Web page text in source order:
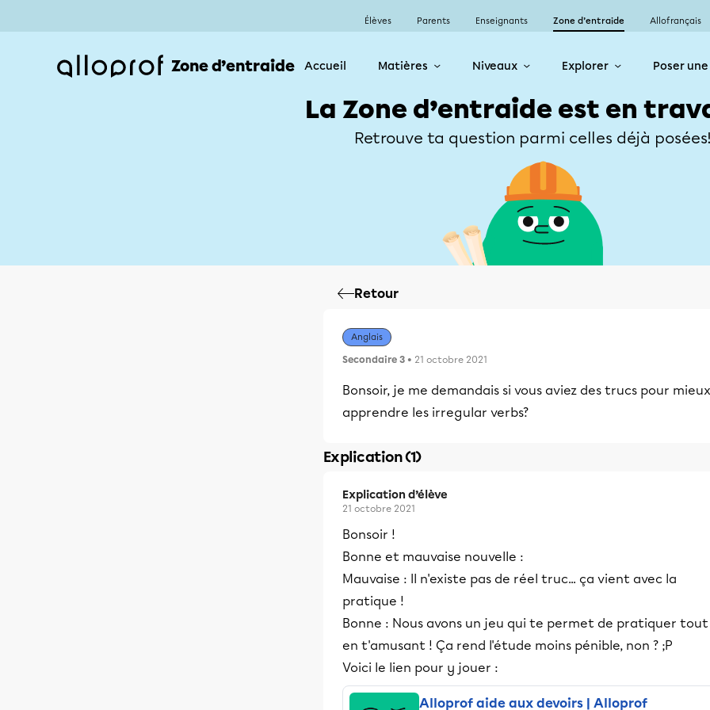
Élèves Parents Enseignants Zone d’entraide Allofrançais
Zone d’entraide Accueil Matières Niveaux Explorer Poser
La Zone d’entraide est en
Retrouve ta question parmi celles déjà
Retour
Anglais
Secondaire 3 • 21 octobre 2021
Bonsoir, je me demandais si vous aviez des trucs pour mieux
apprendre les irregular verbs?
Explication (1)
Explication d’élève
21 octobre 2021
Bonsoir !
Bonne et mauvaise nouvelle :
Mauvaise : Il n'existe pas de réel truc... ça vient avec la
pratique !
Bonne : Nous avons un jeu qui te permet de pratiquer tout
en t'amusant ! Ça rend l'étude moins pénible, non ? ;P
Voici le lien pour y jouer :
Alloprof aide aux devoirs | Alloprof